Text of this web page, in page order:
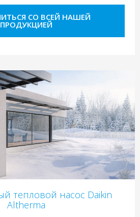
СО ВСЕЙ НАШЕЙ
ПРОДУКЦИЕЙ
тепловой насос Daikin
Altherma